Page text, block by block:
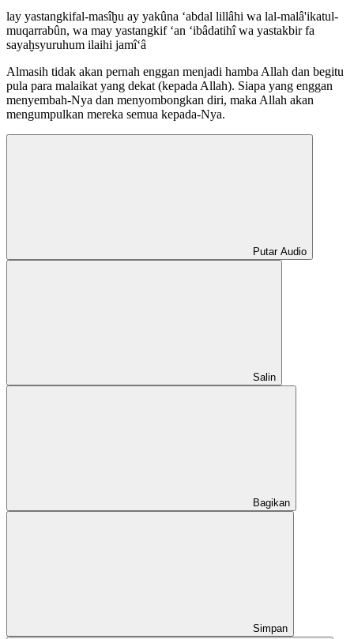
lay yastangkifal-masîḫu ay yakûna ‘abdal lillâhi wa lal-malâ'ikatul-
muqarrabûn, wa may yastangkif ‘an ‘ibâdatihî wa yastakbir fa
sayaḫsyuruhum ilaihi jamî‘â
Almasih tidak akan pernah enggan menjadi hamba Allah dan begitu
pula para malaikat yang dekat (kepada Allah). Siapa yang enggan
menyembah-Nya dan menyombongkan diri, maka Allah akan
mengumpulkan mereka semua kepada-Nya.
Putar Audio
Salin
Bagikan
Simpan